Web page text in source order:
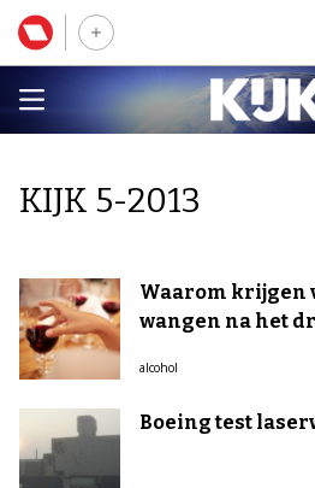
KIJK 5-2013
Waarom krijgen
wangen na het
alcohol
Boeing test